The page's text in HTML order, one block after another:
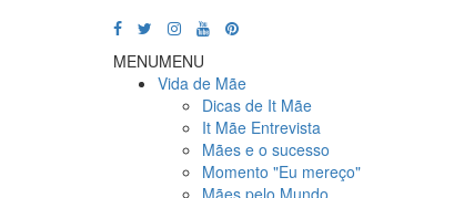
MENUMENU
Vida de Mãe
Dicas de It Mãe
It Mãe Entrevista
Mães e o sucesso
Momento "Eu mereço"
Mães pelo Mundo